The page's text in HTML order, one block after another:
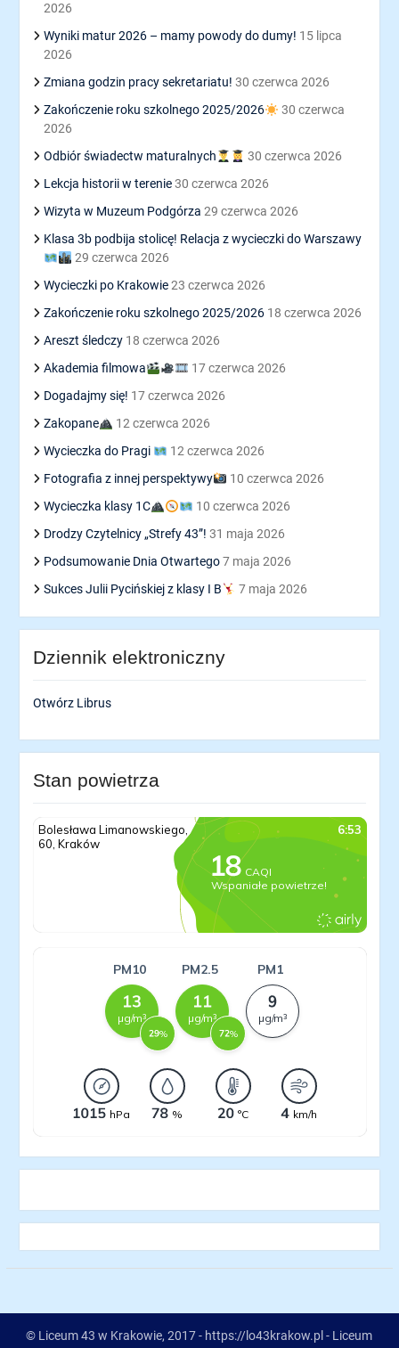
2026
Wyniki matur 2026 – mamy powody do dumy! 15 lipca
2026
Zmiana godzin pracy sekretariatu! 30 czerwca 2026
Zakończenie roku szkolnego 2025/2026
30 czerwca
2026
Odbiór świadectw maturalnych
30 czerwca 2026
Lekcja historii w terenie 30 czerwca 2026
Wizyta w Muzeum Podgórza 29 czerwca 2026
Klasa 3b podbija stolicę! Relacja z wycieczki do Warszawy
29 czerwca 2026
Wycieczki po Krakowie 23 czerwca 2026
Zakończenie roku szkolnego 2025/2026 18 czerwca 2026
Areszt śledczy 18 czerwca 2026
Akademia filmowa
17 czerwca 2026
Dogadajmy się! 17 czerwca 2026
Zakopane
12 czerwca 2026
Wycieczka do Pragi
12 czerwca 2026
Fotografia z innej perspektywy
10 czerwca 2026
Wycieczka klasy 1C
10 czerwca 2026
Drodzy Czytelnicy „Strefy 43”! 31 maja 2026
Podsumowanie Dnia Otwartego 7 maja 2026
Sukces Julii Pycińskiej z klasy I B
7 maja 2026
Dziennik elektroniczny
Otwórz Librus
Stan powietrza
© Liceum 43 w Krakowie, 2017 - https://lo43krakow.pl - Liceum